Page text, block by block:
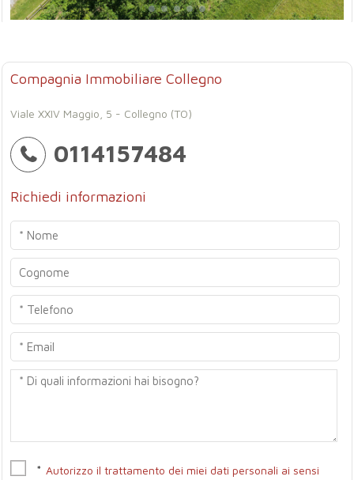
Compagnia Immobiliare Collegno
Viale XXIV Maggio, 5 - Collegno (TO)
0114157484
Richiedi informazioni
*Autorizzo il trattamento dei miei dati personali ai sensi